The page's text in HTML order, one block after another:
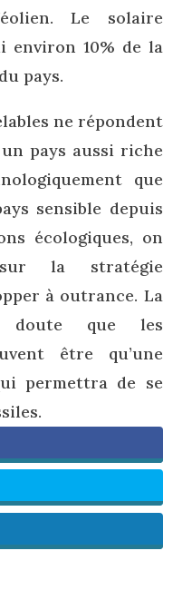
Le solaire
environ 10% de la
pays.
ne répondent
pays aussi riche
que
sensible depuis
écologiques, on
la stratégie
à outrance. La
doute que les
être qu’une
permettra de se